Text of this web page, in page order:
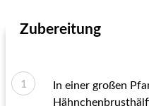
Zubereitung
In einer großen